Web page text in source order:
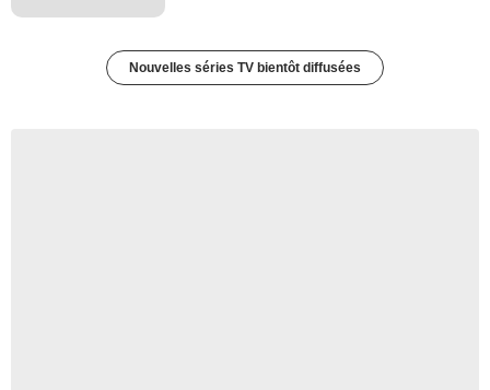
Nouvelles séries TV bientôt diffusées